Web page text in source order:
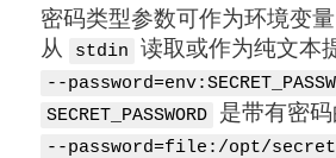
密码类型参数可作为环境变
从
stdin 读取或作为纯文本
--
SECRET_PASSWORD 是带有密
--password=file:/opt/secret